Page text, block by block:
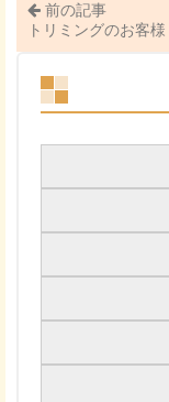
前の記事
トリミングのお客